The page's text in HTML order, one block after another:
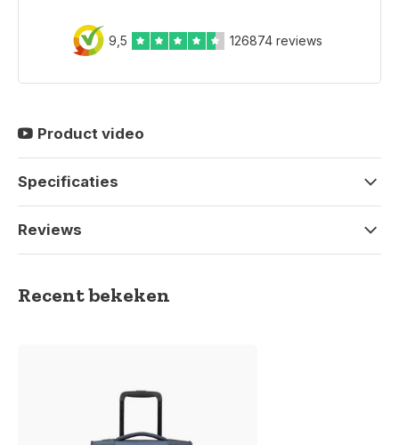
9,5 126874 reviews
Product video
Specificaties
Reviews
Recent bekeken